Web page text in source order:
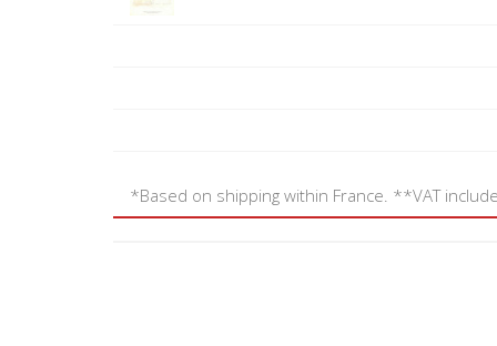
*Based on shipping within France. **VAT